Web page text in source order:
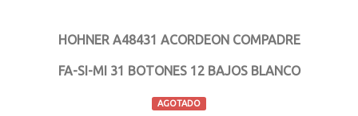
HOHNER A48431 ACORDEON COMPADRE
FA-SI-MI 31 BOTONES 12 BAJOS BLANCO
AGOTADO